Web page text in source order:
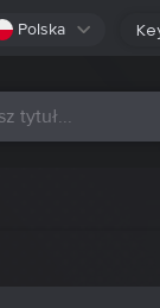
Polska
platformy